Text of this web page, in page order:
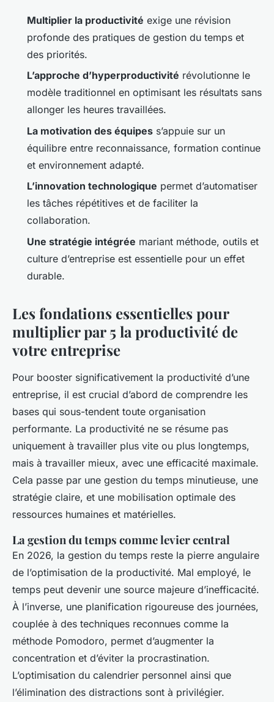
Multiplier la productivité exige une révision
profonde des pratiques de gestion du temps et
des priorités.
L’approche d’hyperproductivité révolutionne le
modèle traditionnel en optimisant les résultats sans
allonger les heures travaillées.
La motivation des équipes s’appuie sur un
équilibre entre reconnaissance, formation continue
et environnement adapté.
L’innovation technologique permet d’automatiser
les tâches répétitives et de faciliter la
collaboration.
Une stratégie intégrée mariant méthode, outils et
culture d’entreprise est essentielle pour un effet
durable.
Les fondations essentielles pour
multiplier par 5 la productivité de
votre entreprise
Pour booster significativement la productivité d’une
entreprise, il est crucial d’abord de comprendre les
bases qui sous-tendent toute organisation
performante. La productivité ne se résume pas
uniquement à travailler plus vite ou plus longtemps,
mais à travailler mieux, avec une efficacité maximale.
Cela passe par une gestion du temps minutieuse, une
stratégie claire, et une mobilisation optimale des
ressources humaines et matérielles.
La gestion du temps comme levier central
En 2026, la gestion du temps reste la pierre angulaire
de l’optimisation de la productivité. Mal employé, le
temps peut devenir une source majeure d’inefficacité.
À l’inverse, une planification rigoureuse des journées,
couplée à des techniques reconnues comme la
méthode Pomodoro, permet d’augmenter la
concentration et d’éviter la procrastination.
L’optimisation du calendrier personnel ainsi que
l’élimination des distractions sont à privilégier.